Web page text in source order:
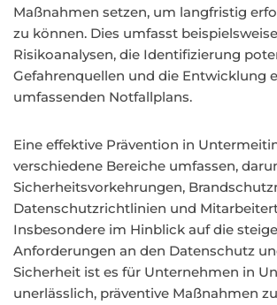
Maßnahmen setzen, um langfristig
zu können. Dies umfasst
Risikoanalysen, die Identifizierung
Gefahrenquellen und die Entwicklung
umfassenden Notfallplans.
Eine effektive Prävention in
verschiedene Bereiche umfassen,
Sicherheitsvorkehrungen,
Datenschutzrichtlinien und
Insbesondere im Hinblick auf die
Anforderungen an den Datenschutz
Sicherheit ist es für Unternehmen in
unerlässlich, präventive Maßnahmen